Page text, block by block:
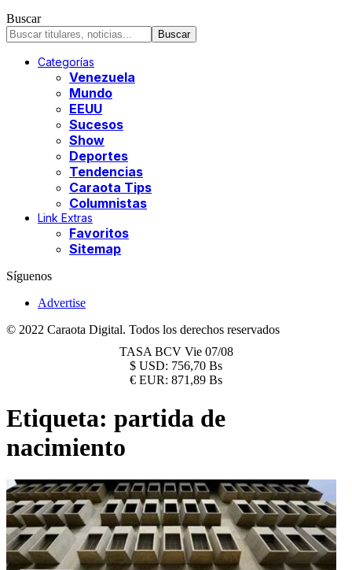
Buscar
Categorías
Venezuela
Mundo
EEUU
Sucesos
Show
Deportes
Tendencias
Caraota Tips
Columnistas
Link Extras
Favoritos
Sitemap
Síguenos
Advertise
© 2022 Caraota Digital. Todos los derechos reservados
TASA BCV Vie 07/08
$ USD: 756,70 Bs
€ EUR: 871,89 Bs
Etiqueta: partida de
nacimiento